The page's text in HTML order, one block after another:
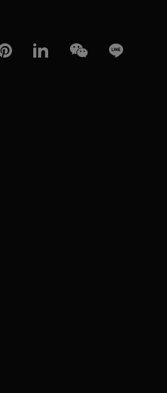
PinterestlinkedInWeChatLine